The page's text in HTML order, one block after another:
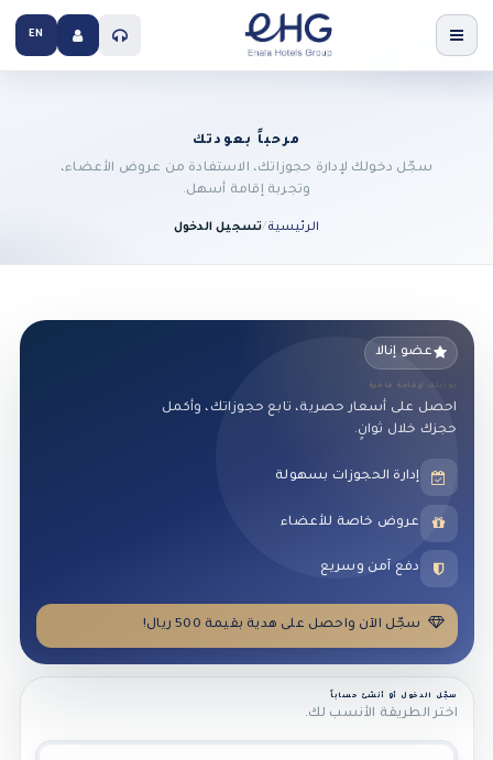
EN
مرحباً بعودتك
سجّل دخولك لإدارة حجوزاتك، الاستفادة من عروض الأعضاء،
وتجربة إقامة أسهل.
الرئيسية/تسجيل الدخول
عضو إنالا
بوابتك لإقامة فاخرة
احصل على أسعار حصرية، تابع حجوزاتك، وأكمل
حجزك خلال ثوانٍ.
إدارة الحجوزات بسهولة
عروض خاصة للأعضاء
دفع آمن وسريع
سجّل الآن واحصل على هدية بقيمة 500 ريال!
سجّل الدخول أو أنشئ حساباً
اختر الطريقة الأنسب لك.